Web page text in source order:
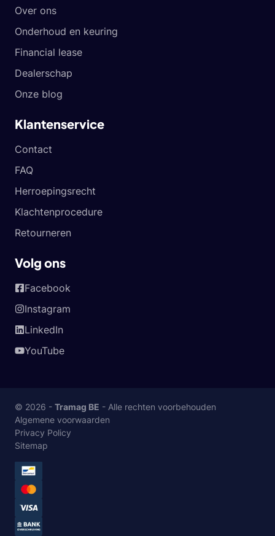
Over ons
Onderhoud en keuring
Financial lease
Dealerschap
Onze blog
Klantenservice
Contact
FAQ
Herroepingsrecht
Klachtenprocedure
Retourneren
Volg ons
Facebook
Instagram
LinkedIn
YouTube
© 2026 - Tramag BE - Alle rechten voorbehouden
Algemene voorwaarden
Privacy Policy
Sitemap